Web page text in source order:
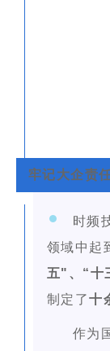
牢记大企责
时频
领域中起
五"、“十
制定了十
作为